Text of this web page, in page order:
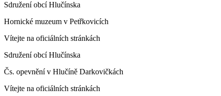
Sdružení obcí Hlučínska
Hornické muzeum v Petřkovicích
Vítejte na oficiálních stránkách
Sdružení obcí Hlučínska
Čs. opevnění v Hlučíně Darkovičkách
Vítejte na oficiálních stránkách